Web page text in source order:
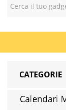
CATEGORIE
Calendari